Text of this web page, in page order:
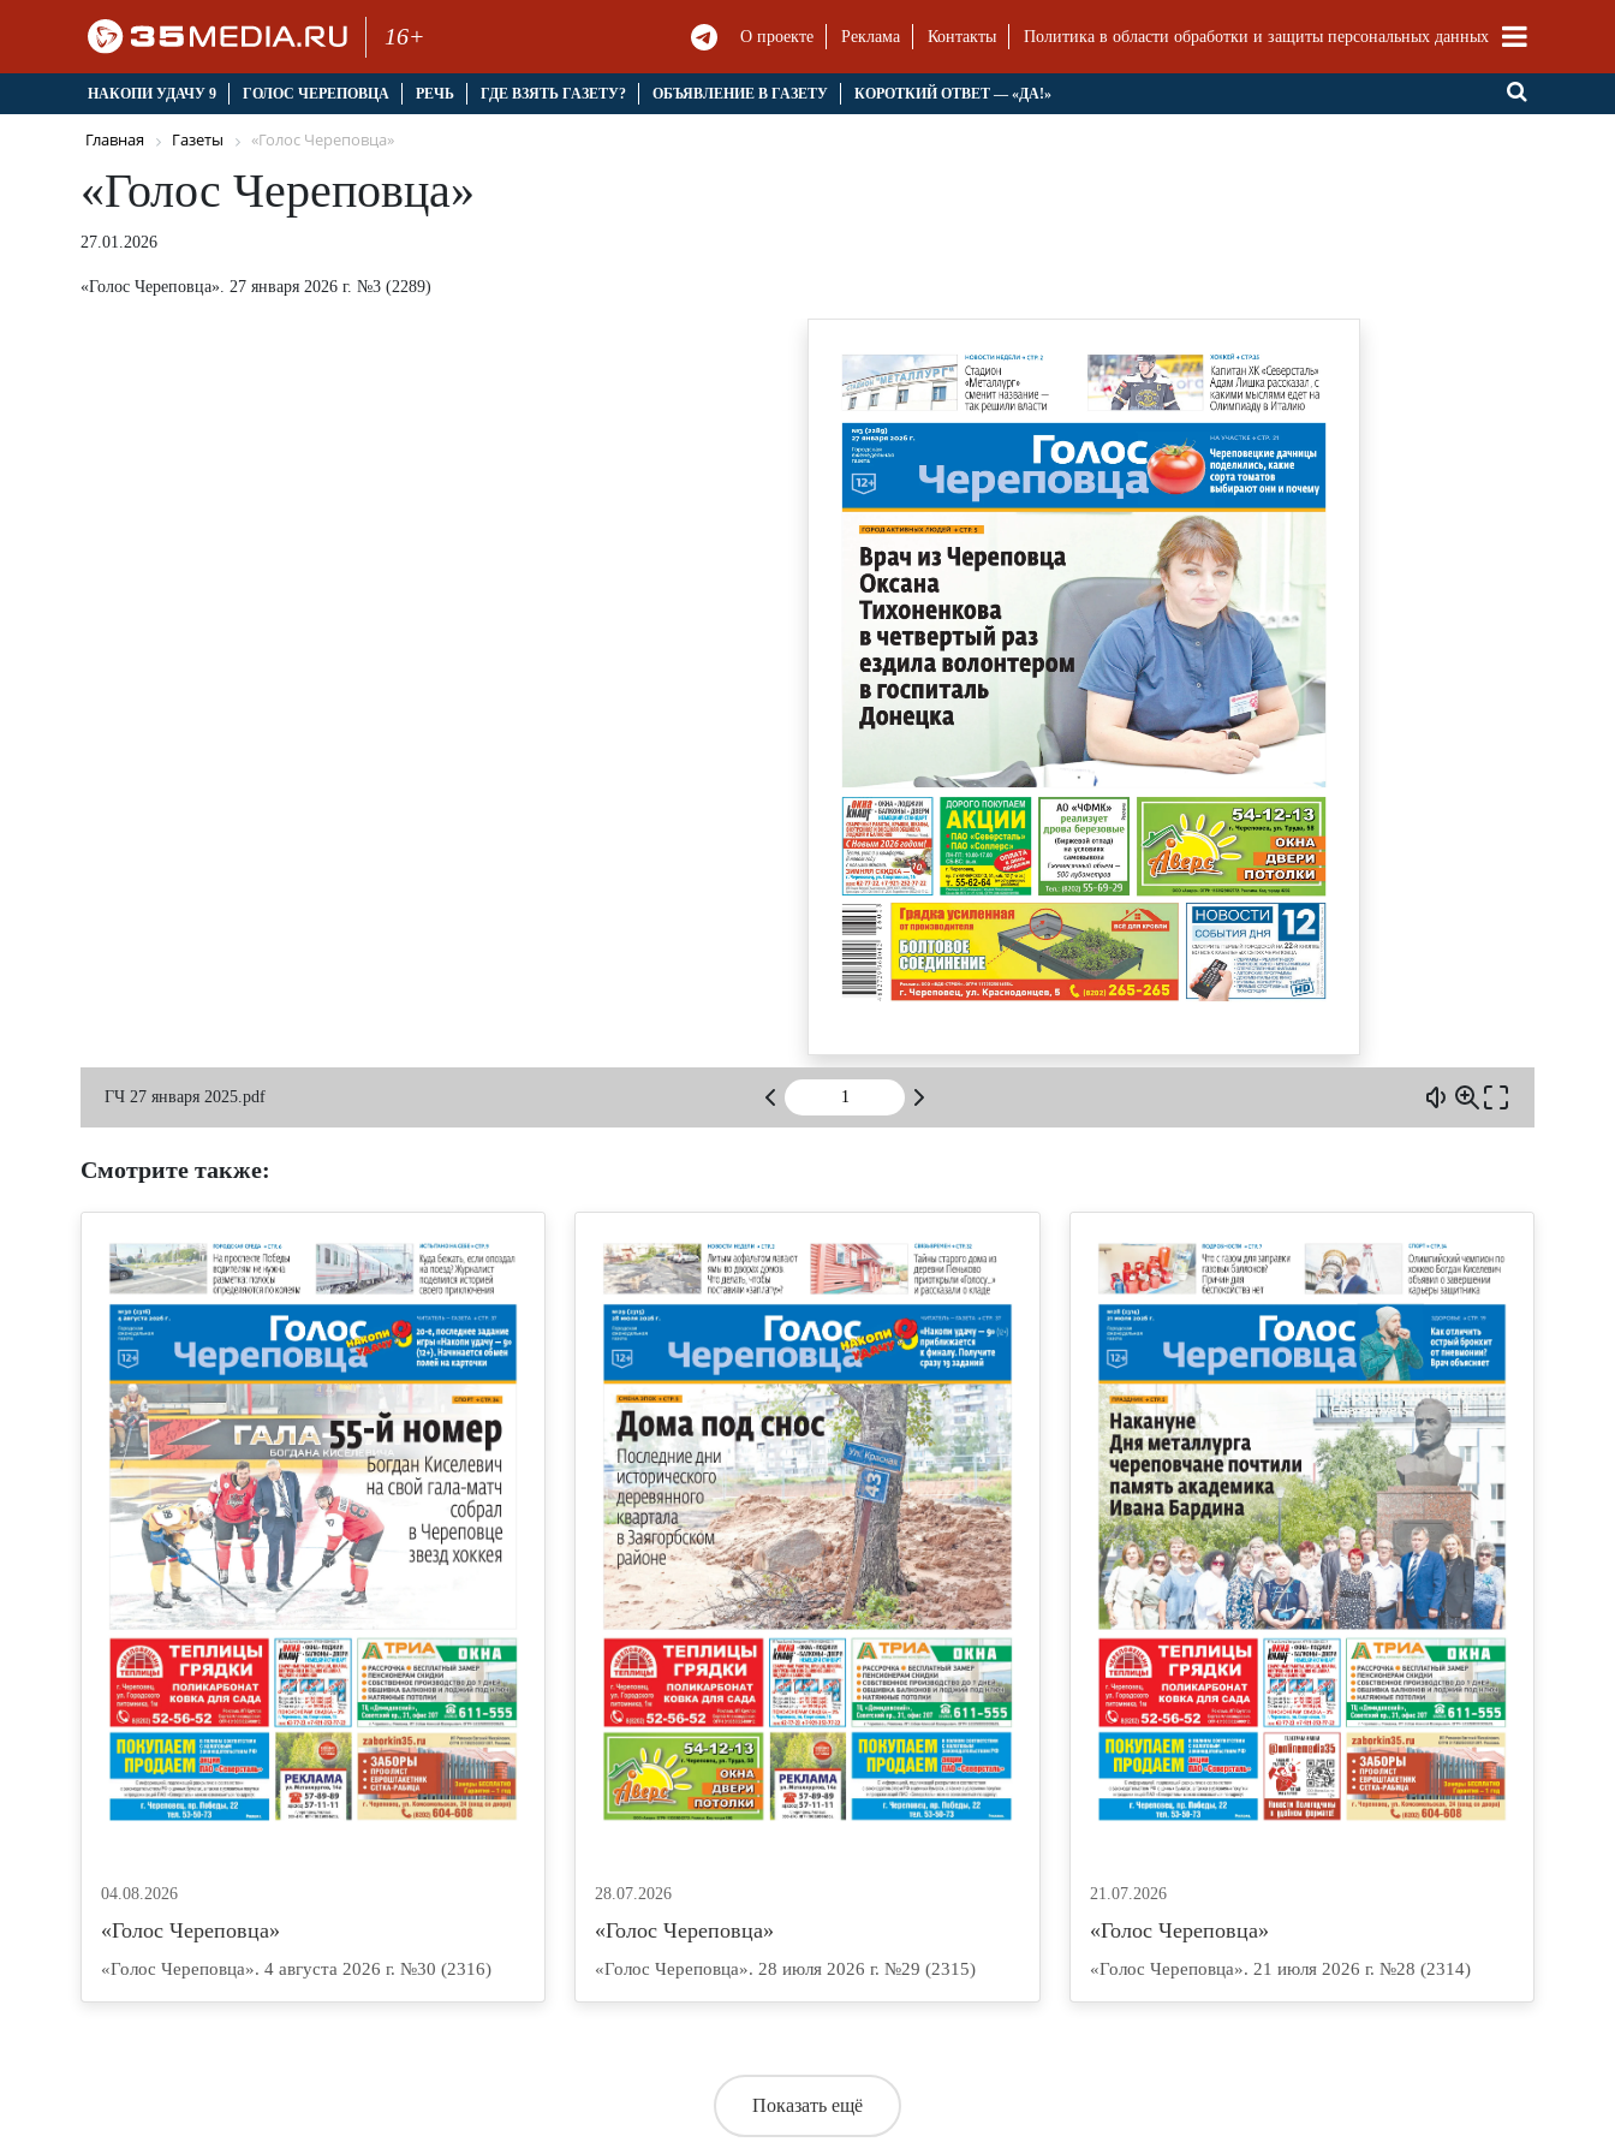
16+ О проекте Реклама Контакты Политика в области обработки и защиты персональных данных
НАКОПИ УДАЧУ 9 ГОЛОС ЧЕРЕПОВЦА РЕЧЬ ГДЕ ВЗЯТЬ ГАЗЕТУ? ОБЪЯВЛЕНИЕ В ГАЗЕТУ КОРОТКИЙ ОТВЕТ — «ДА!»
Главная Газеты «Голос Череповца»
«Голос Череповца»
27.01.2026
«Голос Череповца». 27 января 2026 г. №3 (2289)
ГЧ 27 января 2025.pdf
Смотрите также:
04.08.2026
«Голос Череповца»
«Голос Череповца». 4 августа 2026 г. №30 (2316)
28.07.2026
«Голос Череповца»
«Голос Череповца». 28 июля 2026 г. №29 (2315)
21.07.2026
«Голос Череповца»
«Голос Череповца». 21 июля 2026 г. №28 (2314)
Показать ещё